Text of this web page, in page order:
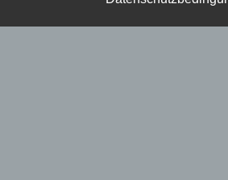
für die Öffentlichkeit als auch für unsere
lesbar und verständlich sein. Um dies zu